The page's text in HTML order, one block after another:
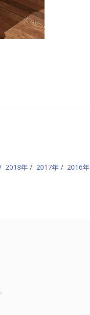
2018年 2017年 2016年